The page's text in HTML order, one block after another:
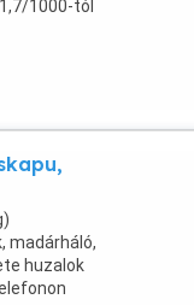
1000-tól
madárháló,
huzalok